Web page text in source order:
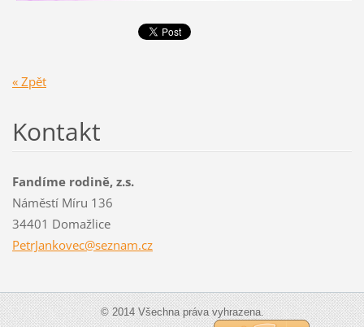
« Zpět
Kontakt
Fandíme rodině, z.s.
Náměstí Míru 136
34401 Domažlice
PetrJankovec@seznam.cz
© 2014 Všechna práva vyhrazena.